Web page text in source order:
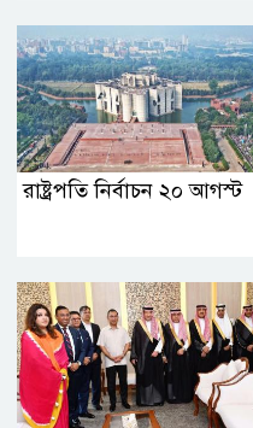
রাষ্ট্রপতি নির্বাচন ২০ আগস্ট